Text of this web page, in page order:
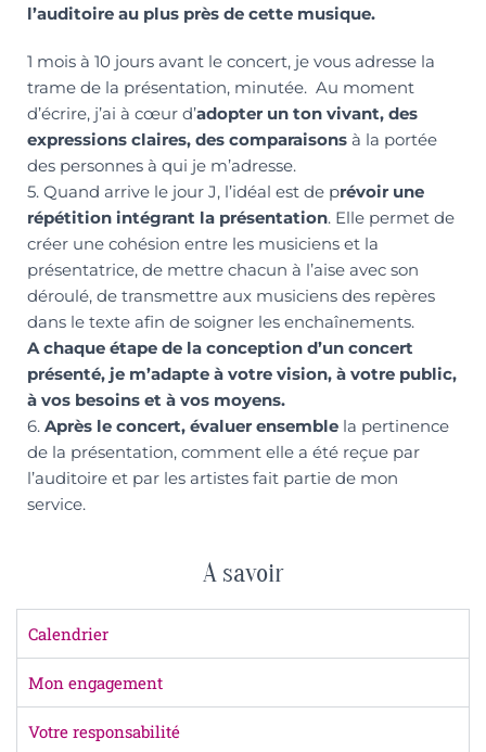
l’auditoire au plus près de cette musique.
1 mois à 10 jours avant le concert, je vous adresse la
trame de la présentation, minutée. Au moment
d’écrire, j’ai à cœur d’adopter un ton vivant, des
expressions claires, des comparaisons à la portée
des personnes à qui je m’adresse.
5. Quand arrive le jour J, l’idéal est de prévoir une
répétition intégrant la présentation. Elle permet de
créer une cohésion entre les musiciens et la
présentatrice, de mettre chacun à l’aise avec son
déroulé, de transmettre aux musiciens des repères
dans le texte afin de soigner les enchaînements.
A chaque étape de la conception d’un concert
présenté, je m’adapte à votre vision, à votre public,
à vos besoins et à vos moyens.
6. Après le concert, évaluer ensemble la pertinence
de la présentation, comment elle a été reçue par
l’auditoire et par les artistes fait partie de mon
service.
A savoir
Calendrier
Mon engagement
Votre responsabilité